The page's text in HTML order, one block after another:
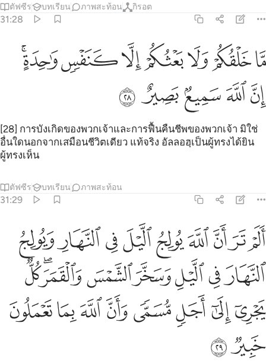
ตัฟซีร บทเรียน ภาพสะท้อน กิรอต
31:28
ما خلقكم ولا بعثكم الا كنفس واحدة ان الله سميع بصير ٢٨
مَّا خَلْقُكُمْ وَلَا بَعْثُكُمْ إِلَّا كَنَفْسٍۢ وَٰحِدَةٍ ۗ إِنَّ ٱللَّهَ سَمِيعٌۢ بَصِيرٌ ٢٨
ﳙﳚﳛﳜﳝﳞﳟﳠ
ﳡﳢﳣﳤﳥ
[28] การบังเกิดของพวกเจ้าและการฟื้นคืนชีพของพวกเจ้า มิใช่
อื่นใดนอกจากเสมือนชีวิตเดียว แท้จริง อัลลอฮฺเป็นผู้ทรงได้ยิน
ผู้ทรงเห็น
ตัฟซีร บทเรียน ภาพสะท้อน
31:29
الم تر ان الله يولج الليل في النهار ويولج النهار في الليل وسخر
أَلَمْ تَرَ أَنَّ ٱللَّهَ يُولِجُ ٱلَّيْلَ فِى ٱلنَّهَارِ وَيُولِجُ ٱلنَّهَارَ فِى
ﱁﱂﱃﱄﱅﱆﱇﱈﱉ
ﱊﱋﱌﱍﱎﱏﱐﱑ
ﱒﱓﱔﱕﱖﱗﱘﱙ
ﱚﱛ